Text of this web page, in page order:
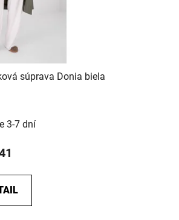
súprava Donia biela
3-7 dní